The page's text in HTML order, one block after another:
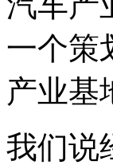
一个策
产业基
我们说